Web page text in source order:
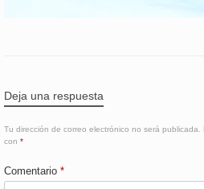
Deja una respuesta
Tu dirección de correo electrónico no será publicada.
con *
Comentario *